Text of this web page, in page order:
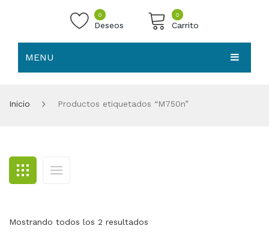
0
Deseos
0
Carrito
MENU
BLOG
CONTACTO
Inicio Productos etiquetados “M750n”
Mostrando todos los 2 resultados